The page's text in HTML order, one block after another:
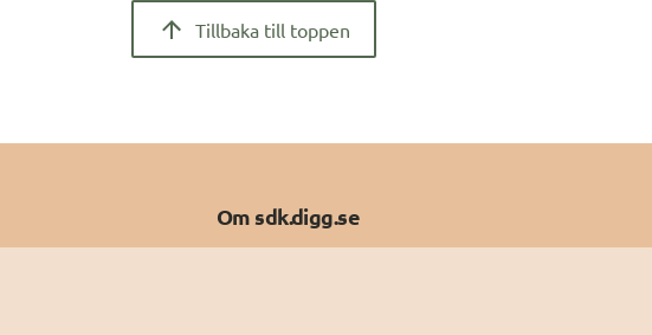
Tillbaka till toppen
Om sdk.digg.se